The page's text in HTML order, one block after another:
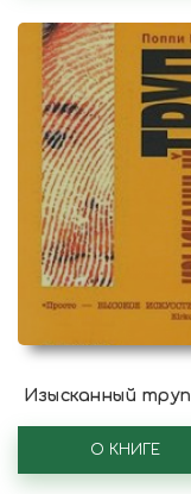
Изысканный труп
О КНИГЕ